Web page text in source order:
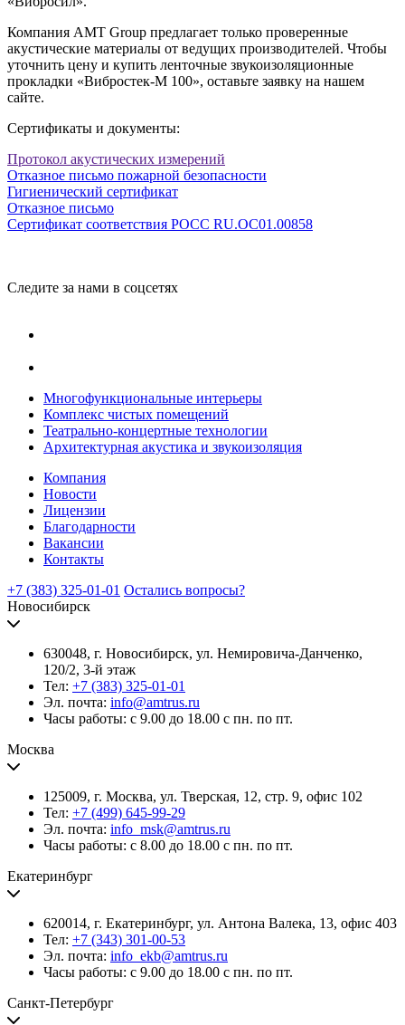
Компания AMT Group предлагает только проверенные
акустические материалы от ведущих производителей. Чтобы
уточнить цену и купить ленточные звукоизоляционные
прокладки «Вибростек-М 100», оставьте заявку на нашем
сайте.
Сертификаты и документы:
Протокол акустических измерений
Отказное письмо пожарной безопасности
Гигиенический сертификат
Отказное письмо
Сертификат соответствия РОСС RU.ОС01.00858
Следите за нами в соцсетях
Многофункциональные интерьеры
Комплекс чистых помещений
Театрально-концертные технологии
Архитектурная акустика и звукоизоляция
Компания
Новости
Лицензии
Благодарности
Вакансии
Контакты
+7 (383) 325-01-01 Остались вопросы?
Новосибирск
630048, г. Новосибирск, ул. Немировича-Данченко,
120/2, 3-й этаж
Тел: +7 (383) 325-01-01
Эл. почта: info@amtrus.ru
Часы работы: с 9.00 до 18.00 с пн. по пт.
Москва
125009, г. Москва, ул. Тверская, 12, стр. 9, офис 102
Тел: +7 (499) 645-99-29
Эл. почта: info_msk@amtrus.ru
Часы работы: с 8.00 до 18.00 с пн. по пт.
Екатеринбург
620014, г. Екатеринбург, ул. Антона Валека, 13, офис 403
Тел: +7 (343) 301-00-53
Эл. почта: info_ekb@amtrus.ru
Часы работы: с 9.00 до 18.00 с пн. по пт.
Санкт-Петербург